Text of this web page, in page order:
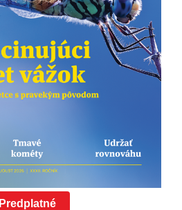
Predplatné